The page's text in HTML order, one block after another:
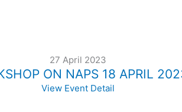
27 April 2023
ON NAPS 18 APRIL
View Event Detail